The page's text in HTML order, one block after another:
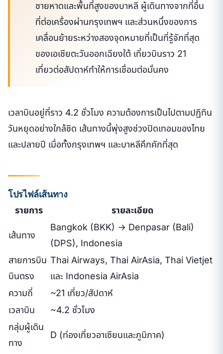
ชายหาดและพื้นที่สูงของบาหลี ผู้เดินทางจากที่อื่น
ที่ต่อเครื่องผ่านกรุงเทพฯ และส่วนหนึ่งของการ
เคลื่อนย้ายระหว่างสองจุดหมายที่เป็นที่รู้จักที่สุด
ของเอเชียตะวันออกเฉียงใต้ เที่ยวบินราว 21
เที่ยวต่อสัปดาห์ทำให้การเชื่อมต่อมั่นคง
เวลาบินอยู่ที่ราว 4.2 ชั่วโมง ความต้องการเป็นไปตามปฏิทิน
วันหยุดอย่างใกล้ชิด เส้นทางนี้พุ่งสูงช่วงปิดเทอมของไทย
และปลายปี เมื่อทั้งกรุงเทพฯ และบาหลีคึกคักที่สุด
โปรไฟล์เส้นทาง
รายการ รายละเอียด
เส้นทาง
Bangkok (BKK) → Denpasar (Bali)
(DPS), Indonesia
สายการบิน
บินตรง
Thai Airways, Thai AirAsia, Thai Vietjet
และ Indonesia AirAsia
ความถี่
~21 เที่ยว/สัปดาห์
เวลาบิน
~4.2 ชั่วโมง
กลุ่มผู้เดิน
ทาง
D (ท่องเที่ยวอาเซียนและภูมิภาค)